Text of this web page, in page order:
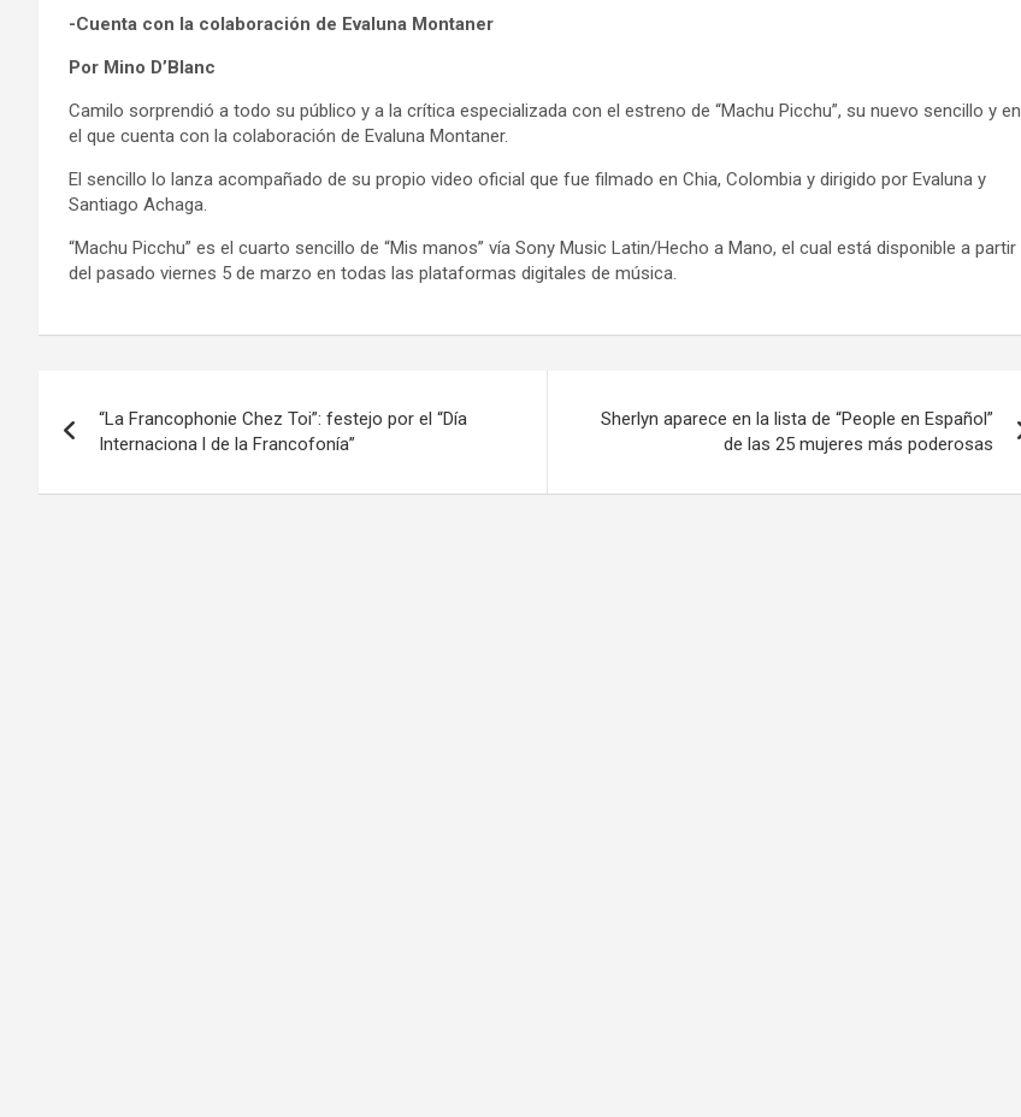
-Cuenta con la colaboración de Evaluna Montaner
Por Mino D’Blanc
Camilo sorprendió a todo su público y a la crítica especializada con el estreno de “Machu Picchu”, su nuevo sencillo y en
el que cuenta con la colaboración de Evaluna Montaner.
El sencillo lo lanza acompañado de su propio video oficial que fue filmado en Chia, Colombia y dirigido por Evaluna y
Santiago Achaga.
“Machu Picchu” es el cuarto sencillo de “Mis manos” vía Sony Music Latin/Hecho a Mano, el cual está disponible a partir
del pasado viernes 5 de marzo en todas las plataformas digitales de música.
de
entradas
“La Francophonie Chez Toi”: festejo por el “Día
Internaciona l de la Francofonía”
Sherlyn aparece en la lista de “People en Español”
de las 25 mujeres más poderosas